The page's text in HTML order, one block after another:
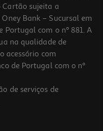
Cartão sujeita a
Bank – Sucursal em
Portugal com o nº 881. A
na qualidade de
acessório com
de Portugal com o nº
de serviços de